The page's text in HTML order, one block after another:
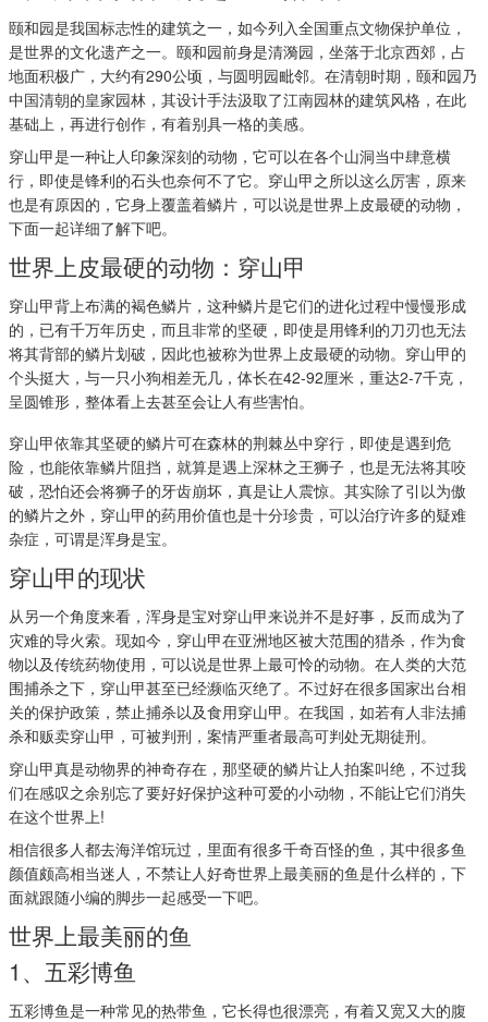
颐和园是我国标志性的建筑之一，如今列入全国重点文物保护单位，
是世界的文化遗产之一。颐和园前身是清漪园，坐落于北京西郊，占
地面积极广，大约有290公顷，与圆明园毗邻。在清朝时期，颐和园乃
中国清朝的皇家园林，其设计手法汲取了江南园林的建筑风格，在此
基础上，再进行创作，有着别具一格的美感。
穿山甲是一种让人印象深刻的动物，它可以在各个山洞当中肆意横
行，即使是锋利的石头也奈何不了它。穿山甲之所以这么厉害，原来
也是有原因的，它身上覆盖着鳞片，可以说是世界上皮最硬的动物，
下面一起详细了解下吧。
世界上皮最硬的动物：穿山甲
穿山甲背上布满的褐色鳞片，这种鳞片是它们的进化过程中慢慢形成
的，已有千万年历史，而且非常的坚硬，即使是用锋利的刀刃也无法
将其背部的鳞片划破，因此也被称为世界上皮最硬的动物。穿山甲的
个头挺大，与一只小狗相差无几，体长在42-92厘米，重达2-7千克，
呈圆锥形，整体看上去甚至会让人有些害怕。
穿山甲依靠其坚硬的鳞片可在森林的荆棘丛中穿行，即使是遇到危
险，也能依靠鳞片阻挡，就算是遇上深林之王狮子，也是无法将其咬
破，恐怕还会将狮子的牙齿崩坏，真是让人震惊。其实除了引以为傲
的鳞片之外，穿山甲的药用价值也是十分珍贵，可以治疗许多的疑难
杂症，可谓是浑身是宝。
穿山甲的现状
从另一个角度来看，浑身是宝对穿山甲来说并不是好事，反而成为了
灾难的导火索。现如今，穿山甲在亚洲地区被大范围的猎杀，作为食
物以及传统药物使用，可以说是世界上最可怜的动物。在人类的大范
围捕杀之下，穿山甲甚至已经濒临灭绝了。不过好在很多国家出台相
关的保护政策，禁止捕杀以及食用穿山甲。在我国，如若有人非法捕
杀和贩卖穿山甲，可被判刑，案情严重者最高可判处无期徒刑。
穿山甲真是动物界的神奇存在，那坚硬的鳞片让人拍案叫绝，不过我
们在感叹之余别忘了要好好保护这种可爱的小动物，不能让它们消失
在这个世界上!
相信很多人都去海洋馆玩过，里面有很多千奇百怪的鱼，其中很多鱼
颜值颇高相当迷人，不禁让人好奇世界上最美丽的鱼是什么样的，下
面就跟随小编的脚步一起感受一下吧。
世界上最美丽的鱼
1、五彩博鱼
五彩博鱼是一种常见的热带鱼，它长得也很漂亮，有着又宽又大的腹